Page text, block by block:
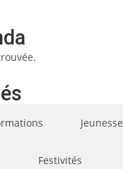
Jeunesse
Festivités